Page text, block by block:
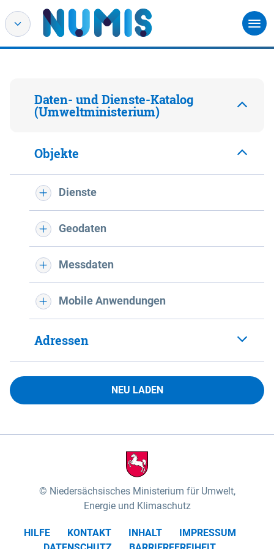
Daten- und Dienste-Katalog
(Umweltministerium)
Objekte
Dienste
Geodaten
Messdaten
Mobile Anwendungen
Adressen
NEU LADEN
Niedersächsisches Ministerium für Umwelt,
Energie und Klimaschutz
HILFE KONTAKT INHALT
IMPRESSUM